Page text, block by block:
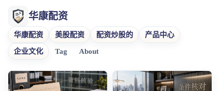
华康配资
华康配资 美股配资 配资炒股的 产品中心
企业文化 Tag About